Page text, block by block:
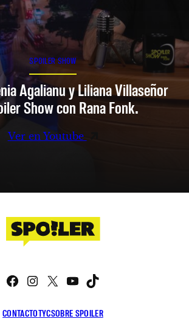
SPOILER SHOW
Agalianu y Liliana Villaseñor
Show con Rana Fonk.
Ver en Youtube
CONTACTOTYCSOBRE SPOILER
Facebook
Instagram
X YouTube